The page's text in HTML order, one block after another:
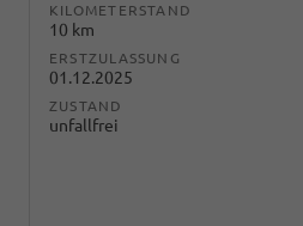
KILOMETERSTAND
10 km
ERSTZULASSUNG
01.12.2025
ZUSTAND
unfallfrei